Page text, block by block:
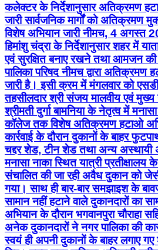
कलेक्टर के निर्देशानुसार अतिक्रमण
जारी सार्वजनिक मार्गों को अतिक्रमण
विशेष अभियान जारी नीमच, 4 अगस्त
हिमांशु चंद्रा के निर्देशानुसार शहर में
एवं सुरक्षित बनाए रखने तथा आमजन की
पालिका परिषद नीमच द्वारा अतिक्रमण
जारी है। इसी क्रम में मंगलवार को
तहसीलदार श्री संजय मालवीय एवं मुख्य
श्रीमती दुर्गा बामनिया के नेतृत्व में
कॉलेज तक विशेष अतिक्रमण हटाओ
कार्रवाई के दौरान दुकानों के बाहर
चद्दर शेड, टीन शेड तथा अन्य अस्थायी
मनासा नाका स्थित यात्री
संचालित की जा रही अवैध दुकान को
गया। साथ ही बार-बार समझाइश के
सामान नहीं हटाने वाले दुकानदारों का
अभियान के दौरान भगवानपुरा चौराहा
अनेक दुकानदारों ने नगर पालिका की
स्वयं ही अपनी दुकानों के बाहर लगाए